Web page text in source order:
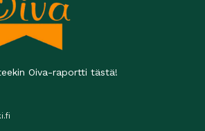
Oiva-raportti tästä!